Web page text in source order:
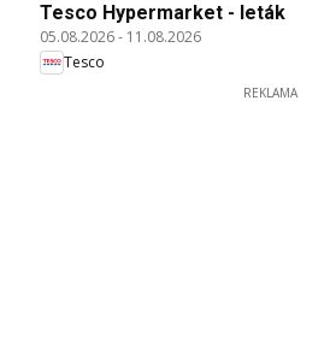
Tesco Hypermarket - leták
05.08.2026- 11.08.2026
Tesco
REKLAMA